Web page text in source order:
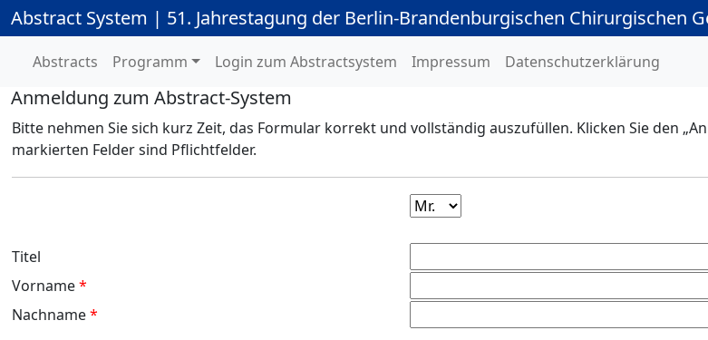
Abstract System | 51. Jahrestagung der Berlin-Brandenburgischen Chirurgischen
Abstracts Programm Login zum Abstractsystem Impressum Datenschutzerklärung
Anmeldung zum Abstract-System
Bitte nehmen Sie sich kurz Zeit, das Formular korrekt und vollständig auszufüllen. Klicken Sie den
markierten Felder sind Pflichtfelder.
Titel
Vorname*
Nachname*